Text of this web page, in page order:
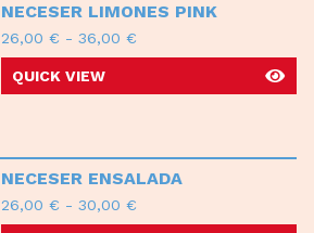
NECESER LIMONES PINK
26,00 € - 36,00 €
QUICK VIEW
NECESER ENSALADA
26,00 € - 30,00 €